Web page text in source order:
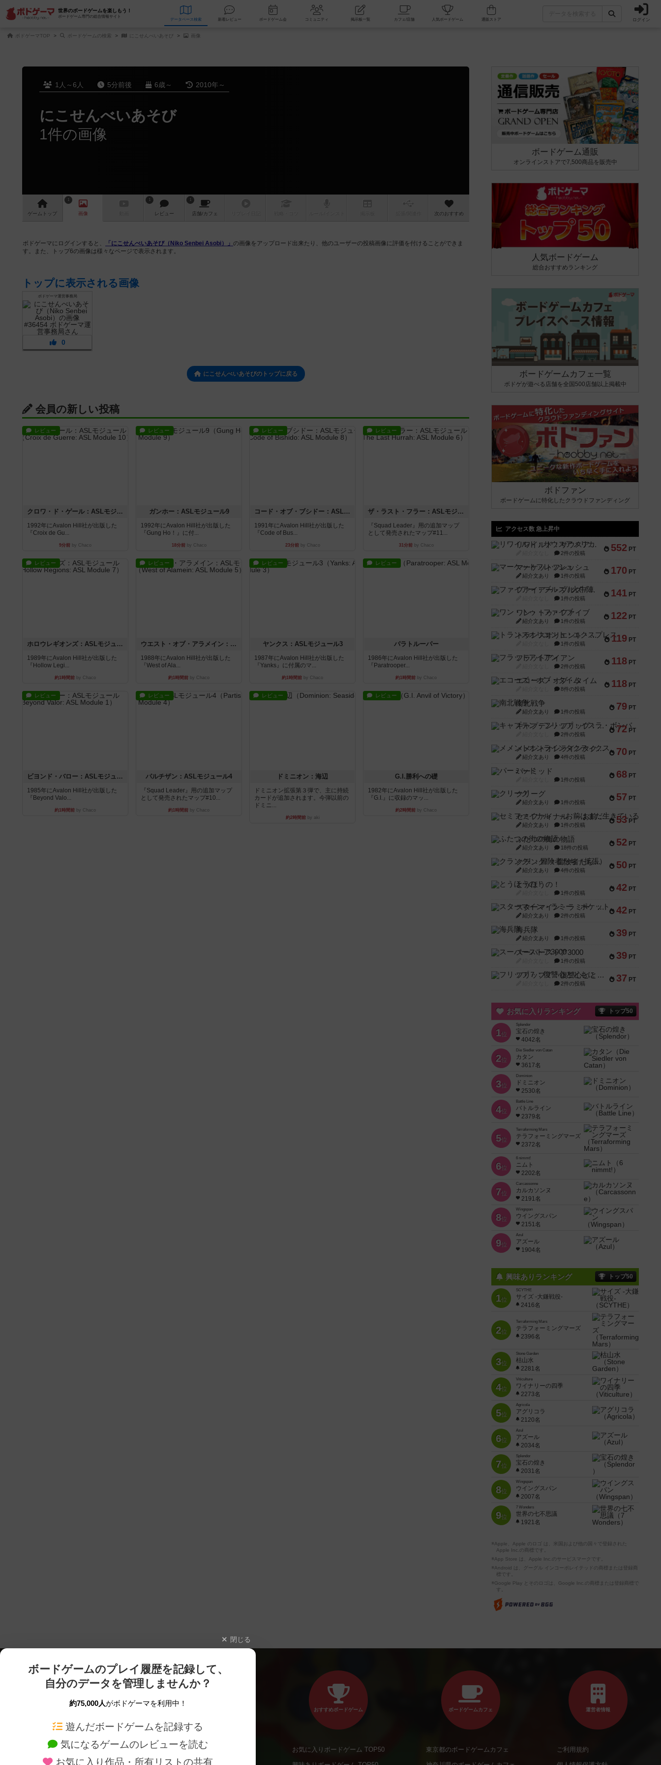
世界のボードゲームを楽しもう！
ボードゲーム専門の総合情報サイト
データベース 検索 新着レビュー ボードゲーム会 コミュニティ 掲示板一覧 カフェ/店舗 人気ボードゲーム ログイン
ボドゲーマTOP ボードゲームの検索 にこせんべいあそび 画像
1人～6人 5分前後 6歳～ 2010年～
にこせんべいあそび
1件の画像
ゲーム トップ
1
画像
1
レビュー
1
店舗/カフェ 次のおすすめ
ボドゲーマにログインすると、 「にこせんべいあそび（Niko Senbei Asobi）」 の画像をアップロード出来たり、他のユーザーの投稿画像に評価を付けることができま
す。また、トップ6の画像は様々なページで表示されます。
トップに表示される画像
ボドゲーマ運営事務局
0
にこせんべいあそびのトップに戻る
会員の新しい投稿
レビュー
クロワ・ド・ゲール：ASLモジュール10
1992年にAvalon Hill社が出版した
『Croix de Gu...
9分前 by Chaco
レビュー
ガンホー：ASLモジュール9
1992年にAvalon Hill社が出版した
『Gung Ho！』に付...
18分前by Chaco
レビュー
コード・オブ・ブシドー：ASLモジュール8
1991年にAvalon Hill社が出版した
『Code of Bus...
23分前by Chaco
レビュー
ザ・ラスト・フラー：ASLモジュール6
『Squad Leader』用の追加マップ
として発売されたマップ#11...
31分前by Chaco
レビュー
ホロウレギオンズ：ASLモジュール7
1989年にAvalon Hill社が出版した
『Hollow Legi...
約1時間前 by Chaco
レビュー
ウエスト・オブ・アラメイン：ASLモジュール5
1988年にAvalon Hill社が出版した
『West of Ala...
約1時間前 by Chaco
レビュー
ヤンクス：ASLモジュール3
1987年にAvalon Hill社が出版した
『Yanks』に付属のマ...
約1時間前 by Chaco
レビュー
パラトルーパー
1986年にAvalon Hill社が出版した
『Paratrooper...
約1時間前 by Chaco
レビュー
ビヨンド・バロー：ASLモジュール1
1985年にAvalon Hill社が出版した
『Beyond Valo...
約1時間前 by Chaco
レビュー
パルチザン：ASLモジュール4
『Squad Leader』用の追加マップ
として発売されたマップ#10...
約1時間前 by Chaco
レビュー
ドミニオン：海辺
ドミニオン拡張第３弾で、主に持続
カードが追加されます。今弾以前の
ドミニ...
約2時間前by aki
レビュー
G.I.勝利への礎
1982年にAvalon Hill社が出版した
『G.I.』に収録のマッ...
約2時間前 by Chaco
ボードゲーム通販
オンラインストアで7,500商品を販売中
人気ボードゲーム
総合おすすめランキング
ボードゲームカフェ一覧
ボドゲが遊べる店舗を全国500店舗以上掲載中
ボドファン
ボードゲームに特化したクラウドファンディング
アクセス数 急上昇中
552 PT
リワイルド：サウスアメリカ
2件の投稿
170 PT
マーケットフレッシュ
紹介文あり 1件の投稿
141 PT
ファイアー・ブルズ / 火牛陣
1件の投稿
122 PT
ワン・トゥ・ファイブ
紹介文あり 1件の投稿
119 PT
トランスオリエント・エクスプレス
1件の投稿
118 PT
フラットアイアン
2件の投稿
118 PT
エコーズ・オブ・タイム
8件の投稿
79 PT
南北戦争
紹介文あり 1件の投稿
72 PT
キャプテン・フリップ：イスラ・ボンバ
2件の投稿
70 PT
メメントオンラインタクティクス
紹介文あり 4件の投稿
68 PT
パーミッド
1件の投稿
57 PT
クリーグ
紹介文あり 1件の投稿
53 PT
セミファイナル ～お前はまだ生きている～
紹介文あり 1件の投稿
52 PT
ふたつの街の物語
紹介文あり 18件の投稿
50 PT
クランク! ：冒険者たち（拡張）
紹介文あり 4件の投稿
42 PT
とうほうの！
1件の投稿
42 PT
スターマイン・ラミー ポケット
紹介文あり 2件の投稿
39 PT
海兵隊
紹介文あり 1件の投稿
39 PT
スーパーストア3000
1件の投稿
37 PT
フリップ７：復讐心とともに
2件の投稿
お気に入りランキング トップ50
1位
Splendor
宝石の煌き
4042名
2位
Die Siedler von Catan
カタン
3617名
3位
Dominion
ドミニオン
2530名
4位
Battle Line
バトルライン
2379名
5位
Terraforming Mars
テラフォーミングマーズ
2372名
6位
6 nimmt!
ニムト
2202名
7位
Carcassonne
カルカソンヌ
2191名
8位
Wingspan
ウイングスパン
2151名
9位
Azul
アズール
1904名
興味ありランキング トップ50
1位
SCYTHE
サイズ -大鎌戦役-
2416名
2位
Terraforming Mars
テラフォーミングマーズ
2396名
3位
Stone Garden
枯山水
2281名
4位
Viticulture
ワイナリーの四季
2273名
5位
Agricola
アグリコラ
2120名
6位
Azul
アズール
2034名
7位
Splendor
宝石の煌き
2031名
8位
Wingspan
ウイングスパン
2007名
9位
7 Wonders
世界の七不思議
1921名
※Apple、Apple のロゴ は、米国および他の国々で登録された
Apple Inc.の商標です。
※App Store は、Apple Inc.のサービスマークです。
※Android は、グーグル インコーポレイテッドの商標または登録商
標です。
※Google Play とそのロゴは、Google Inc.の商標または登録商標で
す。
閉じる
ボードゲームのプレイ履歴を記録して、
自分のデータを管理しませんか？
約75,000人がボドゲーマを利用中！
遊んだボードゲームを記録する
気になるゲームのレビューを読む
お気に入り作品・所有リストの共有
ボードゲームを検索する 新作・再入荷情報
おすすめボードゲーム
お気に入りボードゲーム TOP50
ボードゲームカフェ
東京都のボードゲームカフェ
運営者情報
ご利用規約